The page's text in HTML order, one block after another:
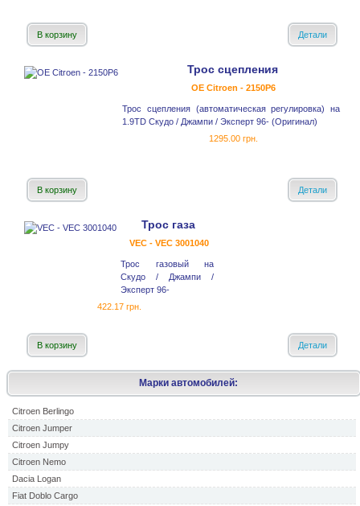
Марки автомобилей:
Citroen Berlingo
Citroen Jumper
Citroen Jumpy
Citroen Nemo
Dacia Logan
Fiat Doblo Cargo
В корзину Детали
Трос сцепления
OE Citroen - 2150P6
Трос сцепления (автоматическая регулировка) на
1.9TD Скудо / Джампи / Эксперт 96- (Оригинал)
1295.00 грн.
В корзину Детали
Трос газа
VEC - VEC 3001040
Трос газовый на
Скудо / Джампи /
Эксперт 96-
422.17 грн.
В корзину Детали